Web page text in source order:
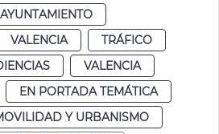
AYUNTAMIENTO
VALENCIA
TRÁFICO
VALENCIA
EN PORTADA TEMÁTICA
Y URBANISMO